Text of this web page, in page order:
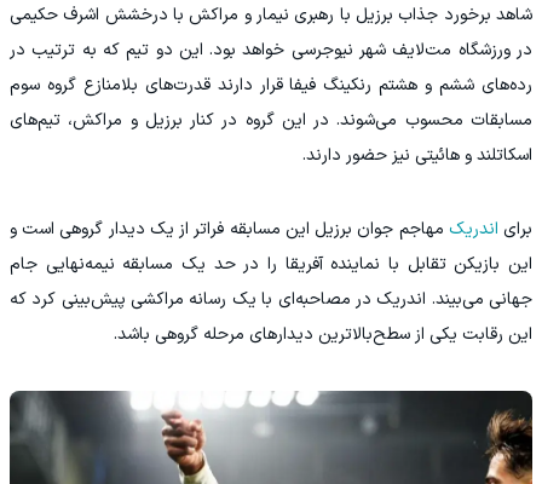
شاهد برخورد جذاب برزیل با رهبری نیمار و مراکش با درخشش اشرف حکیمی
در ورزشگاه مت‌لایف شهر نیوجرسی خواهد بود. این دو تیم که به ترتیب در
رده‌های ششم و هشتم رنکینگ فیفا قرار دارند قدرت‌های بلامنازع گروه سوم
مسابقات محسوب می‌شوند. در این گروه در کنار برزیل و مراکش، تیم‌های
اسکاتلند و هائیتی نیز حضور دارند.
برای اندریک مهاجم جوان برزیل این مسابقه فراتر از یک دیدار گروهی است و
این بازیکن تقابل با نماینده آفریقا را در حد یک مسابقه نیمه‌نهایی جام
جهانی می‌بیند. اندریک در مصاحبه‌ای با یک رسانه مراکشی پیش‌بینی کرد که
این رقابت یکی از سطح‌بالاترین دیدارهای مرحله گروهی باشد.